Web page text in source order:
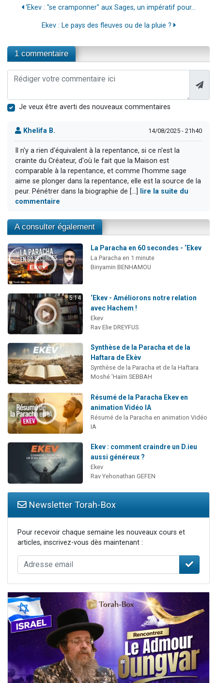
‘Ekev : "se cramponner" aux Sages, un impératif pour...
Ekev : Le pays des fleuves ou de la pluie ?
1 commentaire
Je veux être averti des nouveaux commentaires
Khelifa B. 14/08/2025 - 21h40
Il n'y a rien d'équivalent à la repentance, si ce n'est la
crainte du Créateur, d'où le fait que la Maison est
comparable à la repentance, et comme l'homme sage
aime se plonger dans la repentance, elle est la source de la
peur. Pénétrer dans la biographie de [...] lire la suite du
commentaire
A consulter également
La Paracha en 60 secondes - ‘Ekev
La Paracha en 1 minute
Binyamin BENHAMOU
5:14
‘Ekev - Améliorons notre relation
avec Hachem !
Ekev
Rav Elie DREYFUS
Synthèse de la Paracha et de la
Haftara de Ekèv
Synthèse de la Paracha et de la Haftara
Moshé 'Haïm SEBBAH
Résumé de la Paracha Ekev en
animation Vidéo IA
Résumé de la Paracha en animation Vidéo
IA
Ekev : comment craindre un D.ieu
aussi généreux ?
Ekev
Rav Yehonathan GEFEN
Newsletter Torah-Box
Pour recevoir chaque semaine les nouveaux cours et
articles, inscrivez-vous dès maintenant :